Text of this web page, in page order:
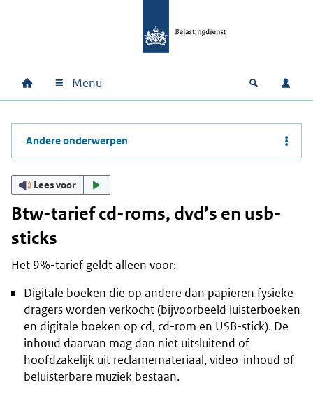
Hoofdnavigatie
Home Menu Open
Andere onderwerpen
Lees voor
Btw-tarief cd-roms, dvd’s en usb-
sticks
Het 9%-tarief geldt alleen voor:
Digitale boeken die op andere dan papieren fysieke
dragers worden verkocht (bijvoorbeeld luisterboeken
en digitale boeken op cd, cd-rom en USB-stick). De
inhoud daarvan mag dan niet uitsluitend of
hoofdzakelijk uit reclamemateriaal, video-inhoud of
beluisterbare muziek bestaan.